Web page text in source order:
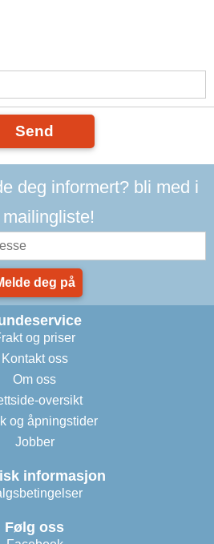
Send
deg informert? bli med i
deg på
og priser
Kontakt oss
Om oss
oversikt
og åpningstider
Jobber
informasjon
Følg oss